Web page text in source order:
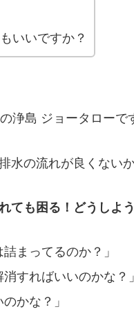
いいですか？
浄島 ジョータローで
水の流れが良くない
ても困る！どうしよ
まってるのか？」
すればいいのかな？」
かな？」